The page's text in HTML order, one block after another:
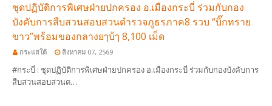
ชุดปฏิบัติการพิเศษฝ่ายปกครอง อ.เมืองกระบี่ ร่วมกับกอง
บังคับการสืบสวนสอบสวนตำรวจภูธรภาค8 รวบ “บิ๊กทราย
ขาว”พร้อมของกลางยๅบ้ๅ 8,100 เม็ด
กระแสใต้ สิงหาคม 07, 2569
#กระบี่ : ชุดปฏิบัติการพิเศษฝ่ายปกครอง อ.เมืองกระบี่ ร่วมกับกองบังคับการ
สืบสวนสอบสวนต…